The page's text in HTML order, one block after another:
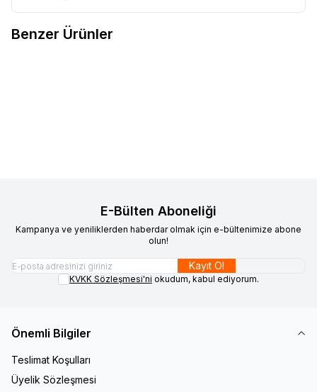
Benzer Ürünler
E-Bülten Aboneliği
Kampanya ve yeniliklerden haberdar olmak için e-bültenimize abone
olun!
Kayıt Ol
KVKK Sözleşmesi'ni okudum, kabul ediyorum.
Önemli Bilgiler
Teslimat Koşulları
Üyelik Sözleşmesi